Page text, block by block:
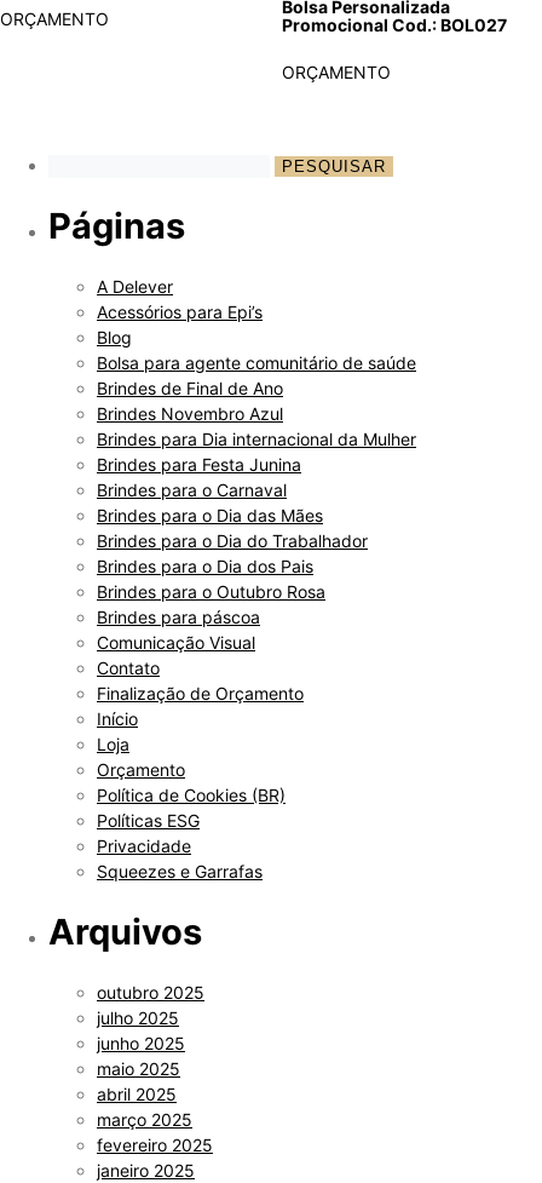
ORÇAMENTO
Bolsa Personalizada
Promocional Cod.: BOL027
ORÇAMENTO
Páginas
A Delever
Acessórios para Epi’s
Blog
Bolsa para agente comunitário de saúde
Brindes de Final de Ano
Brindes Novembro Azul
Brindes para Dia internacional da Mulher
Brindes para Festa Junina
Brindes para o Carnaval
Brindes para o Dia das Mães
Brindes para o Dia do Trabalhador
Brindes para o Dia dos Pais
Brindes para o Outubro Rosa
Brindes para páscoa
Comunicação Visual
Contato
Finalização de Orçamento
Início
Loja
Orçamento
Política de Cookies (BR)
Políticas ESG
Privacidade
Squeezes e Garrafas
Arquivos
outubro 2025
julho 2025
junho 2025
maio 2025
abril 2025
março 2025
fevereiro 2025
janeiro 2025